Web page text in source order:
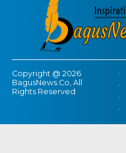
Copyright @ 2026
BagusNews.Co, All
Rights Reserved